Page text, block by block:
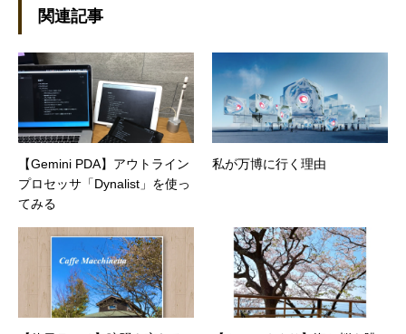
制作。プライベートでは、井上円了哲学塾の第
一期修了生として「哲学カフェ＠神保町」の世
話人、2020年以降は「なごテツ」のオンライン
カフェの世話人を務める。趣味は考えること。
関連記事
【Gemini PDA】アウトライン
プロセッサ「Dynalist」を使っ
てみる
私が万博に行く理由